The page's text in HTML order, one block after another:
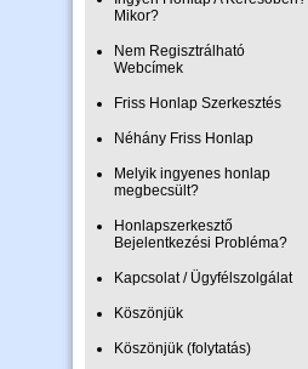
Mikor?
Nem Regisztrálható
Webcímek
Friss Honlap Szerkesztés
Néhány Friss Honlap
Melyik ingyenes honlap
megbecsült?
Honlapszerkesztő
Bejelentkezési Probléma?
Kapcsolat / Ügyfélszolgálat
Köszönjük
Köszönjük (folytatás)